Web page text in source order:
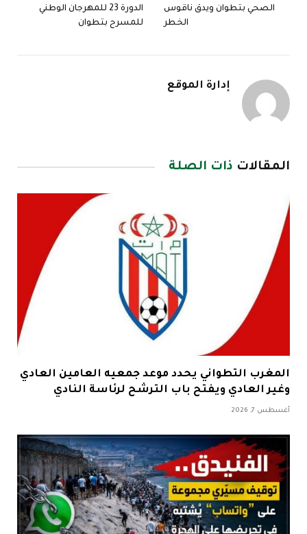
الصحي بتطوان ويدق ناقوس
الخطر
الدورة 23 للمهرجان الوطني
للمسرح بتطوان
إدارة الموقع
المقالات ذات الصلة
المغرب التطواني يحدد موعد جمعيه العامين العادي
وغير العادي ويفتح باب الترشح لرئاسة النادي
أغسطس 7, 2026